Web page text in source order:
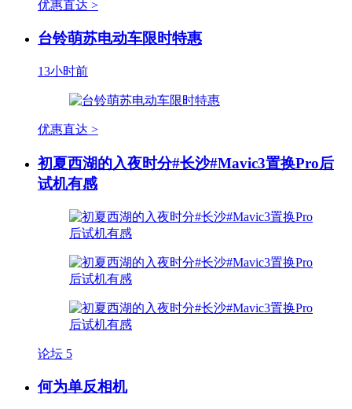
优惠直达 >
台铃萌苏电动车限时特惠
13小时前
优惠直达 >
初夏西湖的入夜时分#长沙#Mavic3置换Pro后
试机有感
论坛 5
何为单反相机